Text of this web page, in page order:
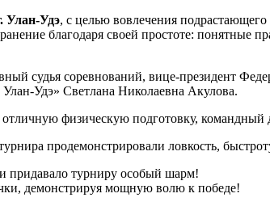
Улан-Удэ, с целью вовлечения
благодаря своей простоте: понятные
судья соревнований, вице-президент
Удэ» Светлана Николаевна Акулова.
физическую подготовку,
продемонстрировали ловкость,
придавало турниру особый шарм!
демонстрируя мощную волю к победе!